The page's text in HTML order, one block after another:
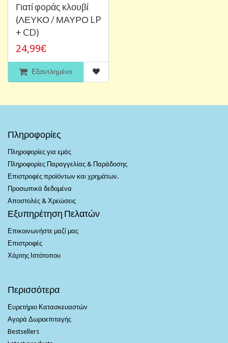
Γιατί φοράς κλουβί
(ΛΕΥΚΟ / ΜΑΥΡΟ LP
+ CD)
24,99€
Εξαντλημένο
Πληροφορίες
Πληροφορίες για εμάς
Πληροφορίες Παραγγελίας & Παράδοσης
Επιστροφές προϊόντων και χρημάτων.
Προσωπικά δεδομένα
Αποστολές & Χρεώσεις
Εξυπηρέτηση Πελατών
Επικοινωνήστε μαζί μας
Επιστροφές
Χάρτης Ιστότοπου
Περισσότερα
Ευρετήριο Κατασκευαστών
Αγορά Δωροεπιταγής
Bestsellers